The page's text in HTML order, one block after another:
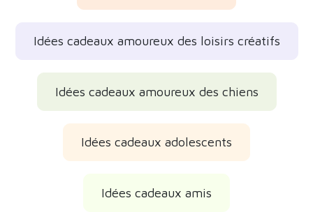
Idées cadeaux amoureux des loisirs créatifs
Idées cadeaux amoureux des chiens
Idées cadeaux adolescents
Idées cadeaux amis